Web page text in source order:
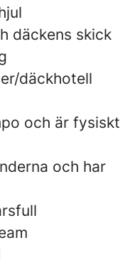
däckens skick
däckhotell
och är fysiskt
och har